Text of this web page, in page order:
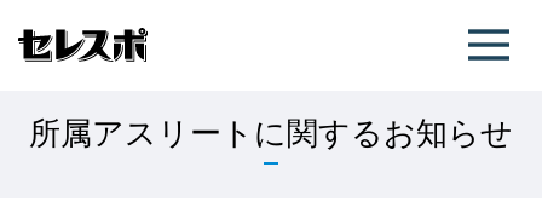
所属アスリートに関するお知らせ